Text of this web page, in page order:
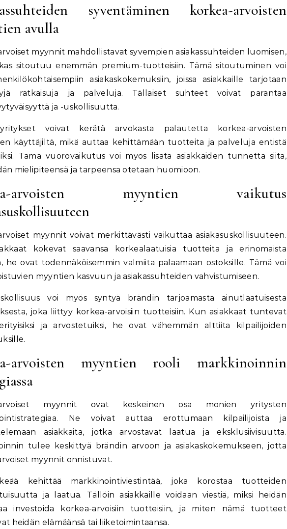
syventäminen korkea-arvoisten
avulla
myynnit mahdollistavat syvempien asiakassuhteiden luomisen,
sitoutuu enemmän premium-tuotteisiin. Tämä sitoutuminen voi
asiakaskokemuksiin, joissa asiakkaille tarjotaan
ratkaisuja ja palveluja. Tällaiset suhteet voivat parantaa
ja -uskollisuutta.
voivat kerätä arvokasta palautetta korkea-arvoisten
käyttäjiltä, mikä auttaa kehittämään tuotteita ja palveluja entistä
Tämä vuorovaikutus voi myös lisätä asiakkaiden tunnetta siitä,
mielipiteensä ja tarpeensa otetaan huomioon.
arvoisten myyntien vaikutus
myynnit voivat merkittävästi vaikuttaa asiakasuskollisuuteen.
kokevat saavansa korkealaatuisia tuotteita ja erinomaista
he ovat todennäköisemmin valmiita palaamaan ostoksille. Tämä voi
myyntien kasvuun ja asiakassuhteiden vahvistumiseen.
voi myös syntyä brändin tarjoamasta ainutlaatuisesta
joka liittyy korkea-arvoisiin tuotteisiin. Kun asiakkaat tuntevat
ja arvostetuiksi, he ovat vähemmän alttiita kilpailijoiden
arvoisten myyntien rooli markkinoinnin
arvoiset myynnit ovat keskeinen osa monien yritysten
Ne voivat auttaa erottumaan kilpailijoista ja
asiakkaita, jotka arvostavat laatua ja eksklusiivisuutta.
tulee keskittyä brändin arvoon ja asiakaskokemukseen, jotta
myynnit onnistuvat.
kehittää markkinointiviestintää, joka korostaa tuotteiden
ja laatua. Tällöin asiakkaille voidaan viestiä, miksi heidän
investoida korkea-arvoisiin tuotteisiin, ja miten nämä tuotteet
heidän elämäänsä tai liiketoimintaansa.